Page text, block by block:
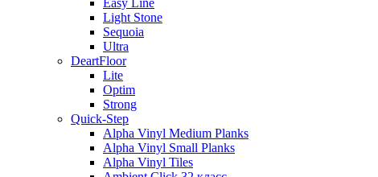
Easy Line
Light Stone
Sequoia
Ultra
DeartFloor
Lite
Optim
Strong
Quick-Step
Alpha Vinyl Medium Planks
Alpha Vinyl Small Planks
Alpha Vinyl Tiles